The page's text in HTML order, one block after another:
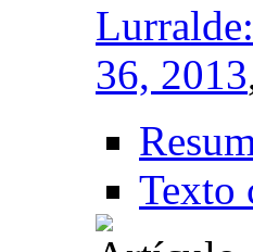
36, 2013
Texto